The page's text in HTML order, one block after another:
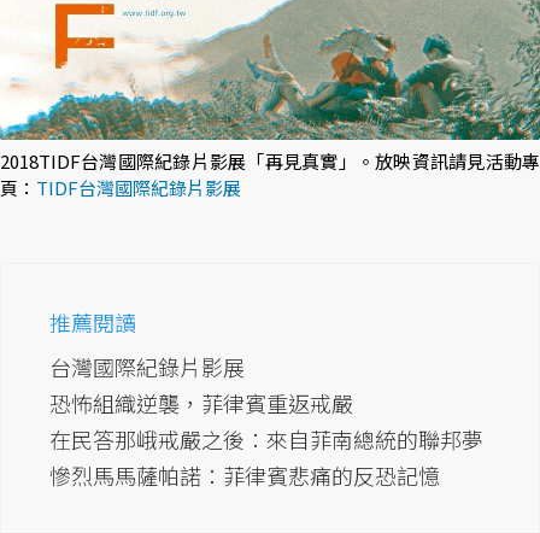
2018TIDF台灣國際紀錄片影展「再見真實」。放映資訊請見活動專
頁： TIDF台灣國際紀錄片影展
推薦閱讀
台灣國際紀錄片影展
恐怖組織逆襲，菲律賓重返戒嚴
在民答那峨戒嚴之後：來自菲南總統的聯邦夢
慘烈馬馬薩帕諾：菲律賓悲痛的反恐記憶